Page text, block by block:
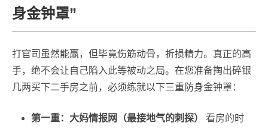
身金钟罩”
打官司虽然能赢，但毕竟伤筋动骨，折损精力。真正的高
手，绝不会让自己陷入此等被动之局。在您准备掏出碎银
几两买下二手房之前，必须练就以下三重防身金钟罩：
第一重：大妈情报网（最接地气的刺探）
看房的时